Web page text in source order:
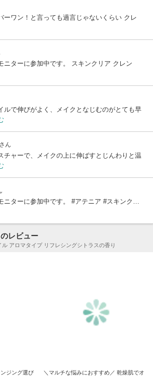
ーワン！と言っても過言じゃないくらい クレ
ニターに参加中です。 スキンクリア クレン
ルで伸びがよく、メイクとなじむのがとても早
さん
チャーで、メイクの上に伸ばすとじんわりと温
ニターに参加中です。 #アテニア #スキンク…
レビュー
アロマタイプ リフレシングシトラスの香り
ジング選び
＼マルチな悩みにおすすめ／ 乾燥肌でオ